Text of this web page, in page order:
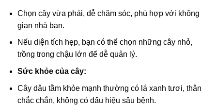
Chọn cây vừa phải, dễ chăm sóc, phù hợp với không
gian nhà bạn.
Nếu diện tích hẹp, bạn có thể chọn những cây nhỏ,
trồng trong chậu lớn để dễ quản lý.
Sức khỏe của cây:
Cây dâu tằm khỏe mạnh thường có lá xanh tươi, thân
chắc chắn, không có dấu hiệu sâu bệnh.